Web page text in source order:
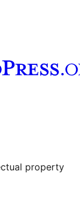
property